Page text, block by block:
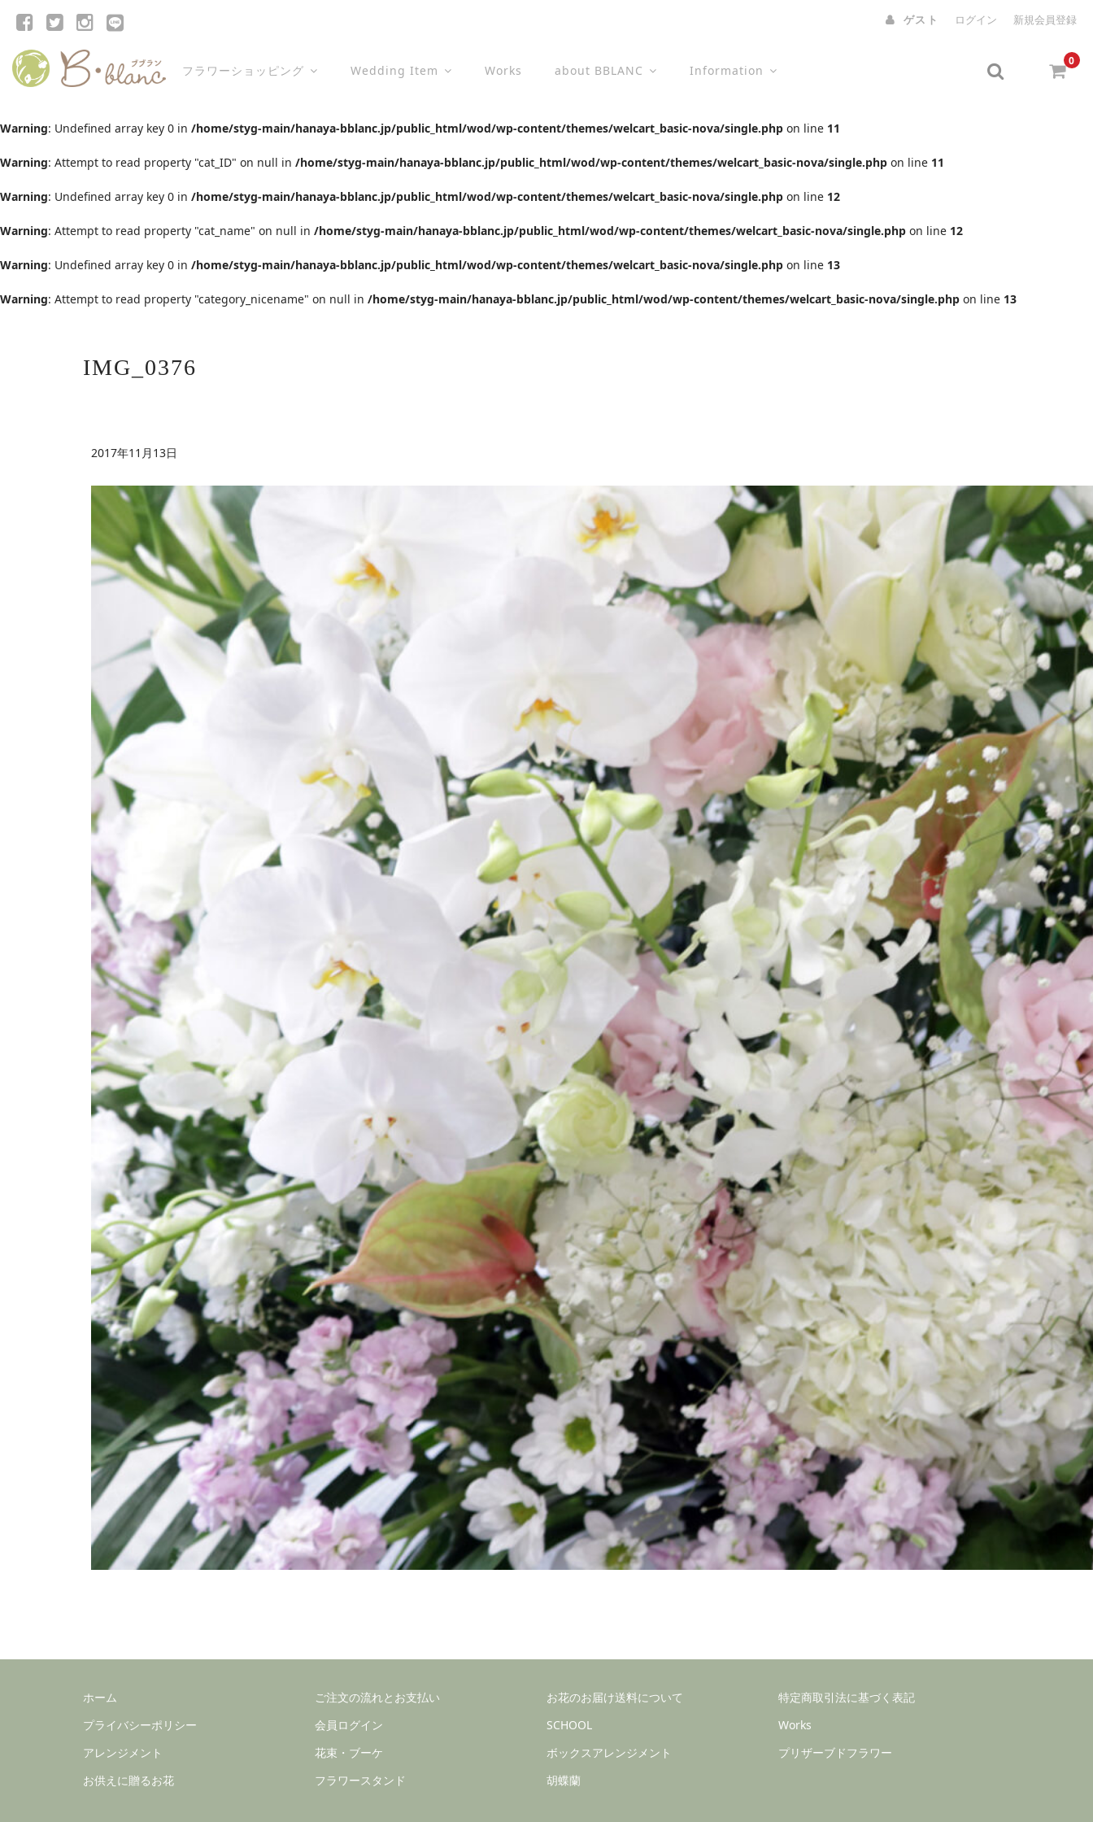
ゲスト ログイン 新規会員登録
0
フラワーショッピング Wedding Item Works about BBLANC Information
Warning: Undefined array key 0 in /home/styg-main/hanaya-bblanc.jp/public_html/wod/wp-content/themes/welcart_basic-nova/single.php on line 11
Warning: Attempt to read property "cat_ID" on null in /home/styg-main/hanaya-bblanc.jp/public_html/wod/wp-content/themes/welcart_basic-nova/single.php on line 11
Warning: Undefined array key 0 in /home/styg-main/hanaya-bblanc.jp/public_html/wod/wp-content/themes/welcart_basic-nova/single.php on line 12
Warning: Attempt to read property "cat_name" on null in /home/styg-main/hanaya-bblanc.jp/public_html/wod/wp-content/themes/welcart_basic-nova/single.php on line 12
Warning: Undefined array key 0 in /home/styg-main/hanaya-bblanc.jp/public_html/wod/wp-content/themes/welcart_basic-nova/single.php on line 13
Warning: Attempt to read property "category_nicename" on null in /home/styg-main/hanaya-bblanc.jp/public_html/wod/wp-content/themes/welcart_basic-nova/single.php on line 13
IMG_0376
2017年11月13日
ホーム ご注文の流れとお支払い お花のお届け送料について
特定商取引法に基づく表記
プライバシーポリシー
会員ログイン SCHOOL
Works
アレンジメント
花束・ブーケ ボックスアレンジメント
プリザーブドフラワー
お供えに贈るお花
フラワースタンド 胡蝶蘭